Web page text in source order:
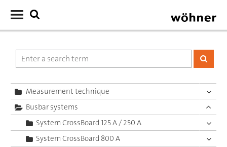
Measurement technique
Busbar systems
System CrossBoard 125 A / 250 A
System CrossBoard 800 A